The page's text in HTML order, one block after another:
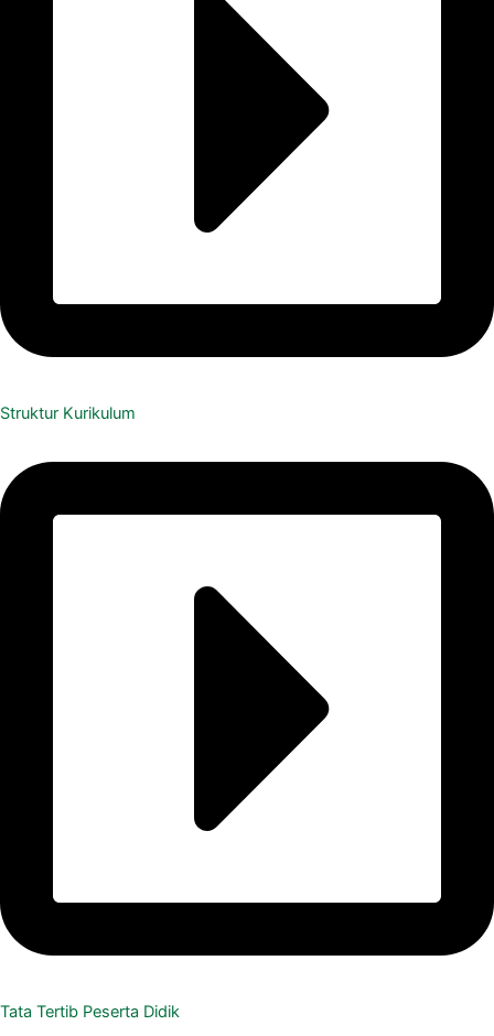
Struktur Kurikulum
Tata Tertib Peserta Didik